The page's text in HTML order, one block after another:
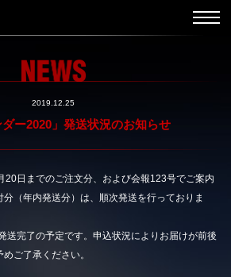
2019.12.25
ダー2020」発送状況のお知らせ
20日までのご注文分、および会報123号でご案内
（年内発送分）は、順次発送を行っておりま
送完了の予定です。申込状況によりお届けが前後
ご了承ください。